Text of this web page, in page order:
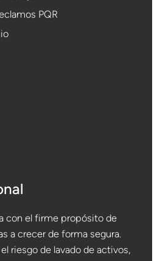
PQR
con el firme propósito de
a crecer de forma segura.
riesgo de lavado de activos,